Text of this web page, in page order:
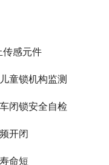
传感元件
童锁机构监测
闭锁安全自检
开闭
命短